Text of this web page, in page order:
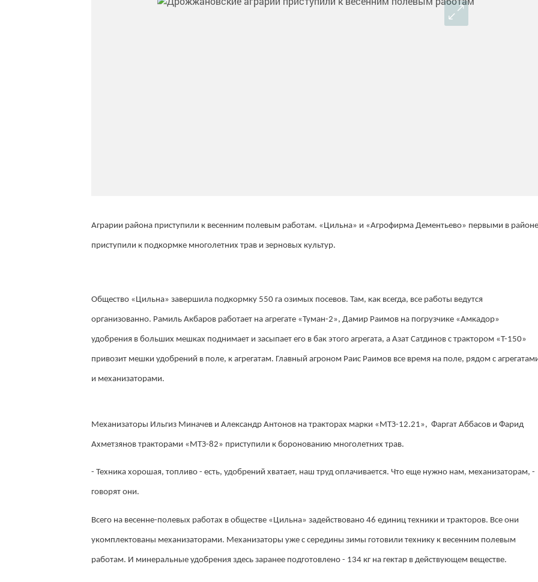
Аграрии района приступили к весенним полевым работам. «Цильна» и «Агрофирма Дементьево» первыми в районе
приступили к подкормке многолетних трав и зерновых культур.
Общество «Цильна» завершила подкормку 550 га озимых посевов. Там, как всегда, все работы ведутся
организованно. Рамиль Акбаров работает на агрегате «Туман-2», Дамир Раимов на погрузчике «Амкадор»
удобрения в больших мешках поднимает и засыпает его в бак этого агрегата, а Азат Сатдинов с трактором «Т-150»
привозит мешки удобрений в поле, к агрегатам. Главный агроном Раис Раимов все время на поле, рядом с
и механизаторами.
Механизаторы Ильгиз Миначев и Александр Антонов на тракторах марки «МТЗ-12.21», Фаргат Аббасов и Фарид
Ахметзянов тракторами «МТЗ-82» приступили к боронованию многолетних трав.
- Техника хорошая, топливо - есть, удобрений хватает, наш труд оплачивается. Что еще нужно нам, механизаторам, -
говорят они.
Всего на весенне-полевых работах в обществе «Цильна» задействовано 46 единиц техники и тракторов. Все они
укомплектованы механизаторами. Механизаторы уже с середины зимы готовили технику к весенним полевым
работам. И минеральные удобрения здесь заранее подготовлено - 134 кг на гектар в действующем веществе.